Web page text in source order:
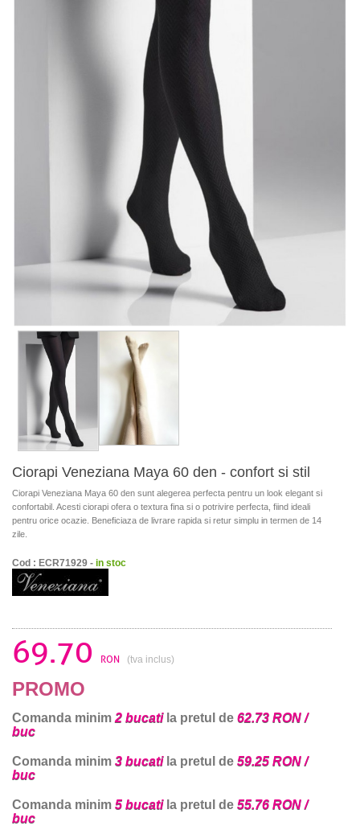
Ciorapi Veneziana Maya 60 den - confort si stil
Ciorapi Veneziana Maya 60 den sunt alegerea perfecta pentru un look elegant si
confortabil. Acesti ciorapi ofera o textura fina si o potrivire perfecta, fiind ideali
pentru orice ocazie. Beneficiaza de livrare rapida si retur simplu in termen de 14
zile.
Cod : ECR71929 - in stoc
69.70 RON (tva inclus)
PROMO
Comanda minim 2 bucatila pretul de 62.73 RON /
buc
Comanda minim 3 bucatila pretul de 59.25 RON /
buc
Comanda minim 5 bucatila pretul de 55.76 RON /
buc